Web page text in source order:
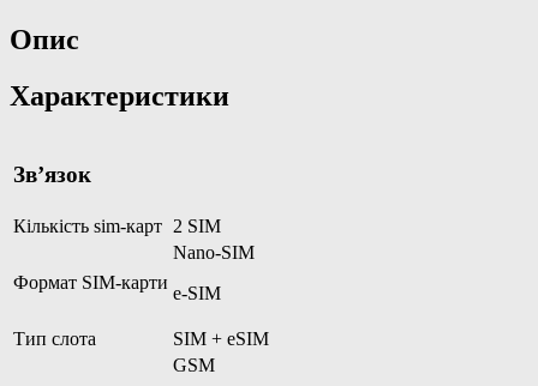
В
кількість
Опис
Характеристики
Зв’язок
Кількість sim-карт 2 SIM
Формат SIM-карти
Nano-SIM
e-SIM
Тип слота SIM + eSIM
GSM